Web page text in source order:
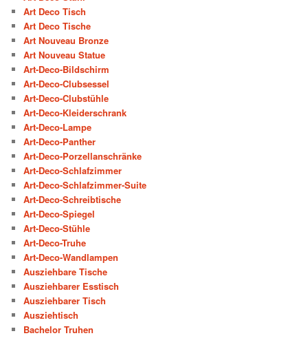
Art Deco Tisch
Art Deco Tische
Art Nouveau Bronze
Art Nouveau Statue
Art-Deco-Bildschirm
Art-Deco-Clubsessel
Art-Deco-Clubstühle
Art-Deco-Kleiderschrank
Art-Deco-Lampe
Art-Deco-Panther
Art-Deco-Porzellanschränke
Art-Deco-Schlafzimmer
Art-Deco-Schlafzimmer-Suite
Art-Deco-Schreibtische
Art-Deco-Spiegel
Art-Deco-Stühle
Art-Deco-Truhe
Art-Deco-Wandlampen
Ausziehbare Tische
Ausziehbarer Esstisch
Ausziehbarer Tisch
Ausziehtisch
Bachelor Truhen